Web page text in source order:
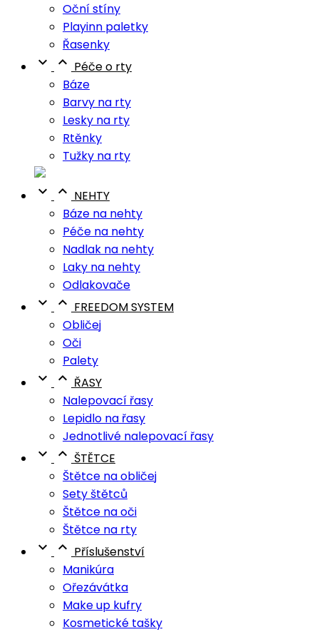
Oční stíny
Playinn paletky
Řasenky
  Péče o rty
Báze
Barvy na rty
Lesky na rty
Rtěnky
Tužky na rty
  NEHTY
Báze na nehty
Péče na nehty
Nadlak na nehty
Laky na nehty
Odlakovače
  FREEDOM SYSTEM
Obličej
Oči
Palety
  ŘASY
Nalepovací řasy
Lepidlo na řasy
Jednotlivé nalepovací řasy
  ŠTĚTCE
Štětce na obličej
Sety štětců
Štětce na oči
Štětce na rty
  Příslušenství
Manikúra
Ořezávátka
Make up kufry
Kosmetické tašky